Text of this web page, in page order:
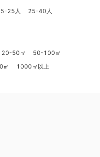
25人
25-40人
20-50㎡
50-100㎡
㎡ 1000㎡以上